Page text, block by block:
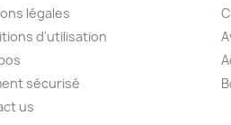
légales
d'utilisation
sécurisé
us